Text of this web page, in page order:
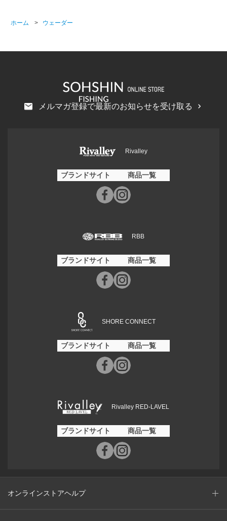
ホーム > ウェーダー
メルマガ登録で最新のお知らせを受け取る
Rivalley
ブランドサイト 商品一覧
RBB
ブランドサイト 商品一覧
SHORE CONNECT
ブランドサイト 商品一覧
Rivalley RED-LAVEL
ブランドサイト 商品一覧
オンラインストアヘルプ